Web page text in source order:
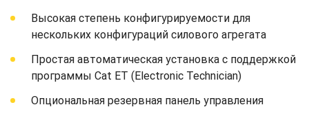
Высокая степень конфигурируемости для
нескольких конфигураций силового агрегата
Простая автоматическая установка с поддержкой
программы Cat ET (Electronic Technician)
Опциональная резервная панель управления